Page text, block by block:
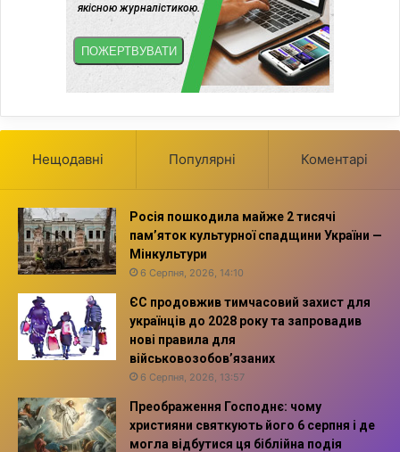
Нещодавні Популярні Коментарі
Росія пошкодила майже 2 тисячі
пам’яток культурної спадщини України —
Мінкультури
6 Серпня, 2026, 14:10
ЄС продовжив тимчасовий захист для
українців до 2028 року та запровадив
нові правила для
військовозобов’язаних
6 Серпня, 2026, 13:57
Преображення Господнє: чому
християни святкують його 6 серпня і де
могла відбутися ця біблійна подія